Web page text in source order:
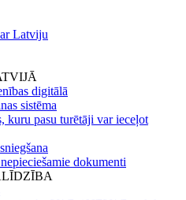
Latviju
digitālā
sistēma
kuru pasu turētāji var ieceļot
dokumenti